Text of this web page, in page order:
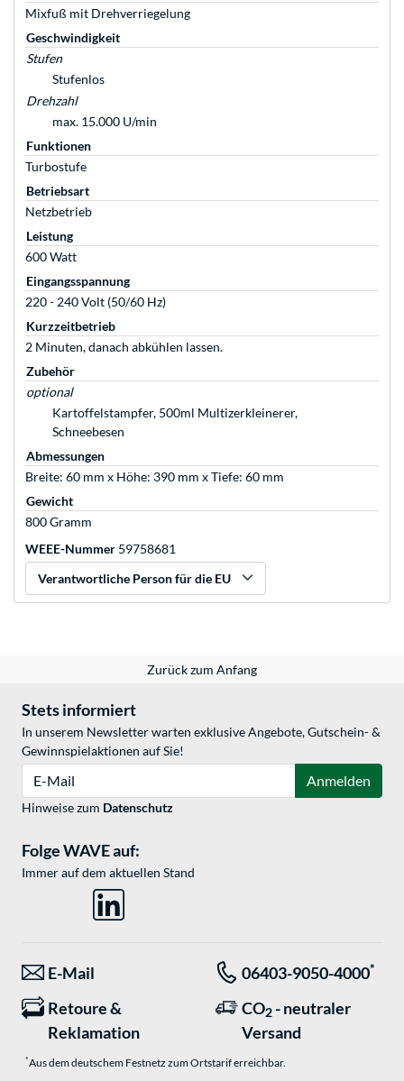
Mixfuß mit Drehverriegelung
Geschwindigkeit
Stufen
Stufenlos
Drehzahl
max. 15.000 U/min
Funktionen
Turbostufe
Betriebsart
Netzbetrieb
Leistung
600 Watt
Eingangsspannung
220 - 240 Volt (50/60 Hz)
Kurzzeitbetrieb
2 Minuten, danach abkühlen lassen.
Zubehör
optional
Kartoffelstampfer, 500ml Multizerkleinerer,
Schneebesen
Abmessungen
Breite: 60 mm x Höhe: 390 mm x Tiefe: 60 mm
Gewicht
800 Gramm
WEEE-Nummer 59758681
Verantwortliche Person für die EU
Zurück zum Anfang
Stets informiert
In unserem Newsletter warten exklusive Angebote, Gutschein- &
Gewinnspielaktionen auf Sie!
Anmelden
Hinweise zum Datenschutz
Folge WAVE auf:
Immer auf dem aktuellen Stand
E-Mail 06403-9050-4000*
Retoure &
Reklamation
CO2 - neutraler
Versand
*Aus dem deutschem Festnetz zum Ortstarif erreichbar.